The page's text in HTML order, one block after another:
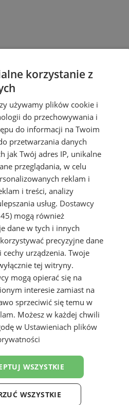
przestępstwo. Policja
korzystanie z
używamy plików cookie i
do przechowywania i
do informacji na Twoim
przetwarzania danych
jak Twój adres IP, unikalne
przeglądania, w celu
reklam i
i treści, analizy
usług. Dostawcy
mogą również
dane w tych i innych
precyzyjne dane
cechy urządzenia. Twoje
tej witryny.
mogą opierać się na
interesie zamiast na
sprzeciwić się temu w
. Możesz w każdej chwili
w Ustawieniach plików
WSZYSTKIE
WSZYSTKIE